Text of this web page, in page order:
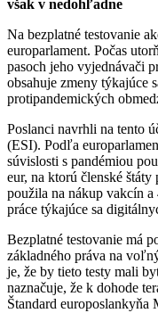
však v nedohľadne
Na bezplatné testovanie
europarlament. Počas
pasoch jeho vyjednávači
obsahuje zmeny týkajúce
protipandemických
Poslanci navrhli na tento
(ESI). Podľa
súvislosti s pandémiou
eur, na ktorú členské
použila na nákup vakcín
práce týkajúce sa
Bezplatné testovanie má
základného práva na
je, že by tieto testy mali
naznačuje, že k dohode
Štandard